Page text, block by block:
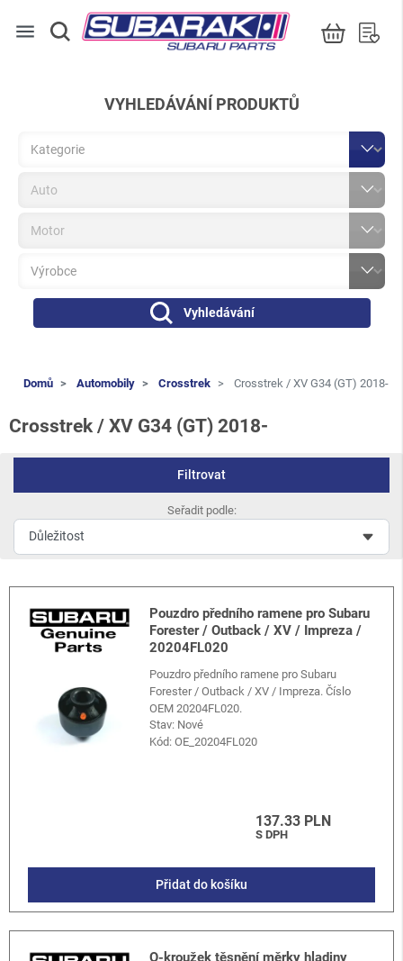
menu
VYHLEDÁVÁNÍ PRODUKTŮ
Vyhledávání
Domů Automobily Crosstrek Crosstrek / XV G34 (GT) 2018-
Crosstrek / XV G34 (GT) 2018-
Filtrovat
Seřadit podle:
Pouzdro předního ramene pro Subaru
Forester / Outback / XV / Impreza /
20204FL020
Pouzdro předního ramene pro Subaru
Forester / Outback / XV / Impreza. Číslo
OEM 20204FL020.
Stav: Nové
Kód:OE_20204FL020
137.33 PLN
S DPH
Přidat do košíku
O-kroužek těsnění měrky hladiny